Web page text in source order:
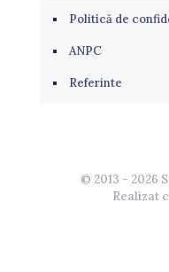
Politică de
ANPC
Referinte
© 2013 - 2026
Realizat